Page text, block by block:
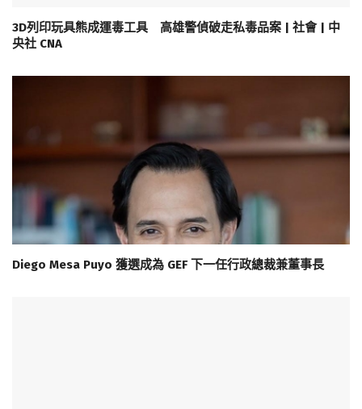
3D列印玩具熊成運毒工具 高雄警偵破走私毒品案 | 社會 | 中
央社 CNA
Diego Mesa Puyo 獲選成為 GEF 下一任行政總裁兼董事長